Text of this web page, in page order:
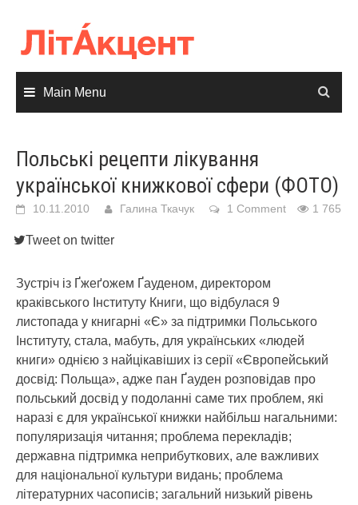
content
Main Menu
Польські рецепти лікування
української книжкової сфери (ФОТО)
10.11.2010 Галина Ткачук 1 Comment 1 765
Tweet on twitter
Зустріч із Ґжеґожем Ґауденом, директором
краківського Інституту Книги, що відбулася 9
листопада у книгарні «Є» за підтримки Польського
Інституту, стала, мабуть, для українських «людей
книги» однією з найцікавіших із серії «Європейський
досвід: Польща», адже пан Ґауден розповідав про
польський досвід у подоланні саме тих проблем, які
наразі є для української книжки найбільш нагальними:
популяризація читання; проблема перекладів;
державна підтримка неприбуткових, але важливих
для національної культури видань; проблема
літературних часописів; загальний низький рівень